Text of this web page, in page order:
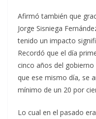
Afirmó también que
Jorge Sisniega
tenido un impacto
Recordó que el día
cinco años del
que ese mismo día, se
mínimo de un 20 por
Lo cual en el pasado